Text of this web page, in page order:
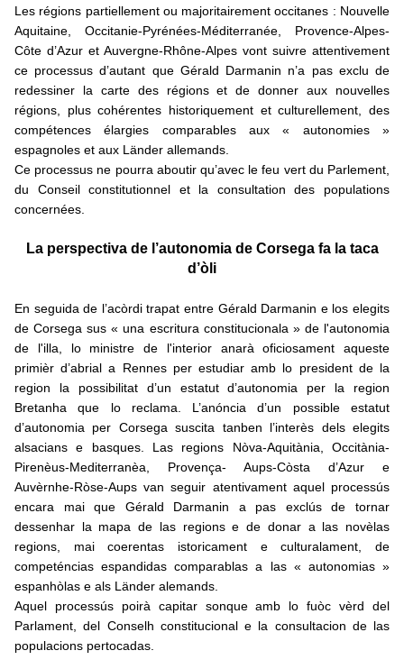
Les régions partiellement ou majoritairement occitanes : Nouvelle
Aquitaine, Occitanie-Pyrénées-Méditerranée, Provence-Alpes-
Côte d’Azur et Auvergne-Rhône-Alpes vont suivre attentivement
ce processus d’autant que Gérald Darmanin n’a pas exclu de
redessiner la carte des régions et de donner aux nouvelles
régions, plus cohérentes historiquement et culturellement, des
compétences élargies comparables aux « autonomies »
espagnoles et aux Länder allemands.
Ce processus ne pourra aboutir qu’avec le feu vert du Parlement,
du Conseil constitutionnel et la consultation des populations
concernées.
La perspectiva de l’autonomia de Corsega fa la taca
d’òli
En seguida de l’acòrdi trapat entre Gérald Darmanin e los elegits
de Corsega sus « una escritura constitucionala » de l'autonomia
de l'illa, lo ministre de l'interior anarà oficiosament aqueste
primièr d’abrial a Rennes per estudiar amb lo president de la
region la possibilitat d’un estatut d’autonomia per la region
Bretanha que lo reclama. L’anóncia d’un possible estatut
d’autonomia per Corsega suscita tanben l’interès dels elegits
alsacians e basques. Las regions Nòva-Aquitània, Occitània-
Pirenèus-Mediterranèa, Provença- Aups-Còsta d’Azur e
Auvèrnhe-Ròse-Aups van seguir atentivament aquel processús
encara mai que Gérald Darmanin a pas exclús de tornar
dessenhar la mapa de las regions e de donar a las novèlas
regions, mai coerentas istoricament e culturalament, de
competéncias espandidas comparablas a las « autonomias »
espanhòlas e als Länder alemands.
Aquel processús poirà capitar sonque amb lo fuòc vèrd del
Parlament, del Conselh constitucional e la consultacion de las
populacions pertocadas.